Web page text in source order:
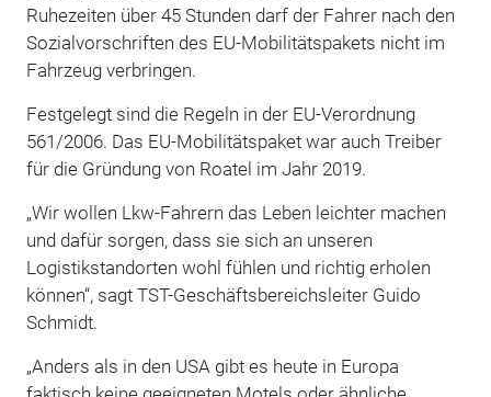
Ruhezeiten über 45 Stunden darf der Fahrer nach den
Sozialvorschriften des EU-Mobilitätspakets nicht im
Fahrzeug verbringen.
Festgelegt sind die Regeln in der EU-Verordnung
561/2006. Das EU-Mobilitätspaket war auch Treiber
für die Gründung von Roatel im Jahr 2019.
„Wir wollen Lkw-Fahrern das Leben leichter machen
und dafür sorgen, dass sie sich an unseren
Logistikstandorten wohl fühlen und richtig erholen
können“, sagt TST-Geschäftsbereichsleiter Guido
Schmidt.
„Anders als in den USA gibt es heute in Europa